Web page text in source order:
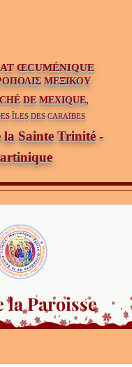
ŒCUMÉNIQUE
ΜΕΞΙΚΟΥ
DE MEXIQUE,
ÎLES DES CARAÏBES
la Sainte Trinité -
la Paroisse